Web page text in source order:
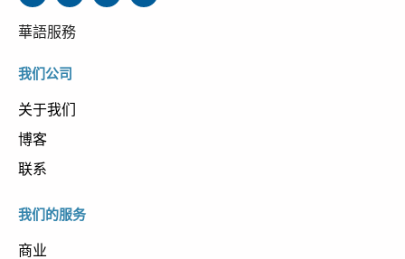
華語服務
我们公司
关于我们
博客
联系
我们的服务
商业